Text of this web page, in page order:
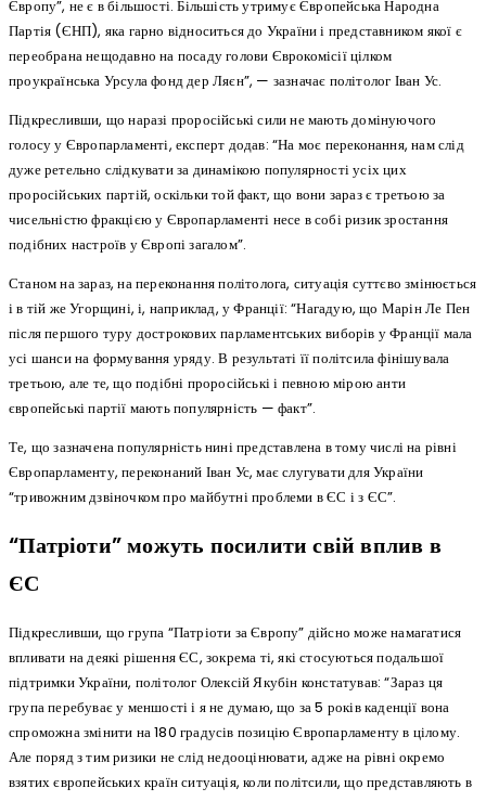
Європу”, не є в більшості. Більшість утримує Європейська Народна
Партія (ЄНП), яка гарно відноситься до України і представником якої є
переобрана нещодавно на посаду голови Єврокомісії цілком
проукраїнська Урсула фонд дер Ляєн”, — зазначає політолог Іван Ус.
Підкресливши, що наразі проросійські сили не мають домінуючого
голосу у Європарламенті, експерт додав: “На моє переконання, нам слід
дуже ретельно слідкувати за динамікою популярності усіх цих
проросійських партій, оскільки той факт, що вони зараз є третьою за
чисельністю фракцією у Європарламенті несе в собі ризик зростання
подібних настроїв у Європі загалом”.
Станом на зараз, на переконання політолога, ситуація суттєво змінюється
і в тій же Угорщині, і, наприклад, у Франції: “Нагадую, що Марін Ле Пен
після першого туру дострокових парламентських виборів у Франції мала
усі шанси на формування уряду. В результаті її політсила фінішувала
третьою, але те, що подібні проросійські і певною мірою анти
європейські партії мають популярність — факт”.
Те, що зазначена популярність нині представлена в тому числі на рівні
Європарламенту, переконаний Іван Ус, має слугувати для України
“тривожним дзвіночком про майбутні проблеми в ЄС і з ЄС”.
“Патріоти” можуть посилити свій вплив в
ЄС
Підкресливши, що група “Патріоти за Європу” дійсно може намагатися
впливати на деякі рішення ЄС, зокрема ті, які стосуються подальшої
підтримки України, політолог Олексій Якубін констатував: “Зараз ця
група перебуває у меншості і я не думаю, що за 5 років каденції вона
спроможна змінити на 180 градусів позицію Європарламенту в цілому.
Але поряд з тим ризики не слід недооцінювати, адже на рівні окремо
взятих європейських країн ситуація, коли політсили, що представляють в